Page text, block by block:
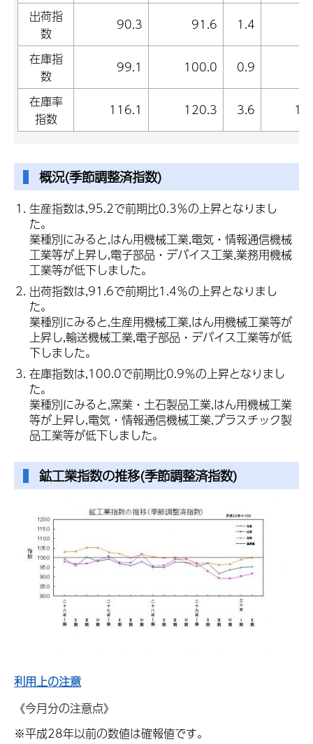
出荷指
数
90.3 91.6 1.4
在庫指
数
99.1 100.0 0.9
在庫率
指数
116.1 120.3 3.6
概況(季節調整済指数)
生産指数は,95.2で前期比0.3％の上昇となりまし
た。
業種別にみると,はん用機械工業,電気・情報通信機械
工業等が上昇し,電子部品・デバイス工業,業務用機械
工業等が低下しました。
出荷指数は,91.6で前期比1.4％の上昇となりまし
た。
業種別にみると,生産用機械工業,はん用機械工業等が
上昇し,輸送機械工業,電子部品・デバイス工業等が低
下しました。
在庫指数は,100.0で前期比0.9％の上昇となりまし
た。
業種別にみると,窯業・土石製品工業,はん用機械工業
等が上昇し,電気・情報通信機械工業,プラスチック製
品工業等が低下しました。
鉱工業指数の推移(季節調整済指数)
利用上の注意
《今月分の注意点》
※平成28年以前の数値は確報値です。